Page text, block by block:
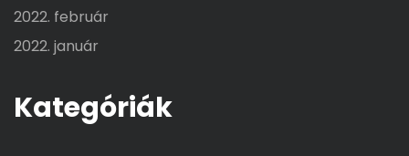
2022. február
2022. január
Kategóriák